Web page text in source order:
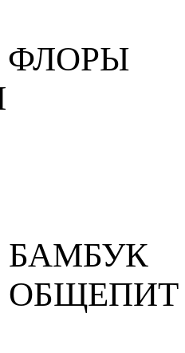
ФЛОРЫ
БАМБУК
ОБЩЕПИТ